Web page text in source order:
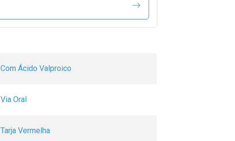
Com Ácido Valproico
Via Oral
Tarja Vermelha